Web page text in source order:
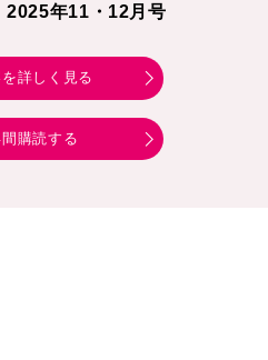
2025年11・12月号
詳しく見る
購読する